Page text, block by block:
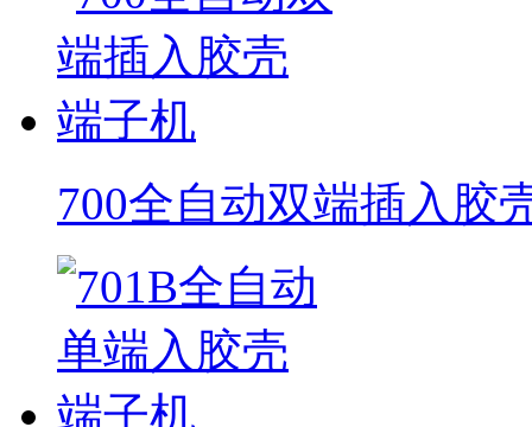
700全自动双端插入胶